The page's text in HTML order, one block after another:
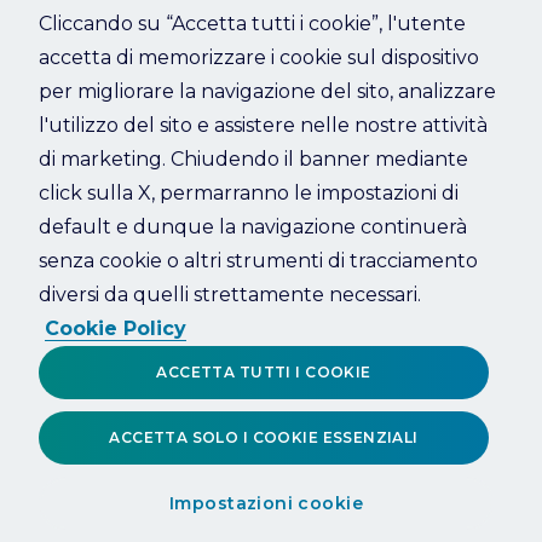
Refresh
Cliccando su “Accetta tutti i cookie”, l'utente
accetta di memorizzare i cookie sul dispositivo
per migliorare la navigazione del sito, analizzare
l'utilizzo del sito e assistere nelle nostre attività
di marketing. Chiudendo il banner mediante
click sulla X, permarranno le impostazioni di
default e dunque la navigazione continuerà
senza cookie o altri strumenti di tracciamento
diversi da quelli strettamente necessari.
Cookie Policy
Impostazioni cookie
ACCETTA SOLO I COOKIE ESSENZIALI
ACCETTA TUTTI I COOKIE